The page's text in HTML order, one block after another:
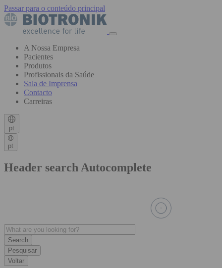
Passar para o conteúdo principal
A Nossa Empresa
Pacientes
Produtos
Profissionais da Saúde
Sala de Imprensa
Contacto
Carreiras
pt
pt
Header search Autocomplete
Pesquisar
Voltar